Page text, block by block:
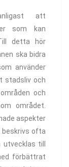
att
som kan
detta hör
ska bidra
använder
stadsliv och
och
området.
aspekter
beskrivs ofta
till
förbättrat